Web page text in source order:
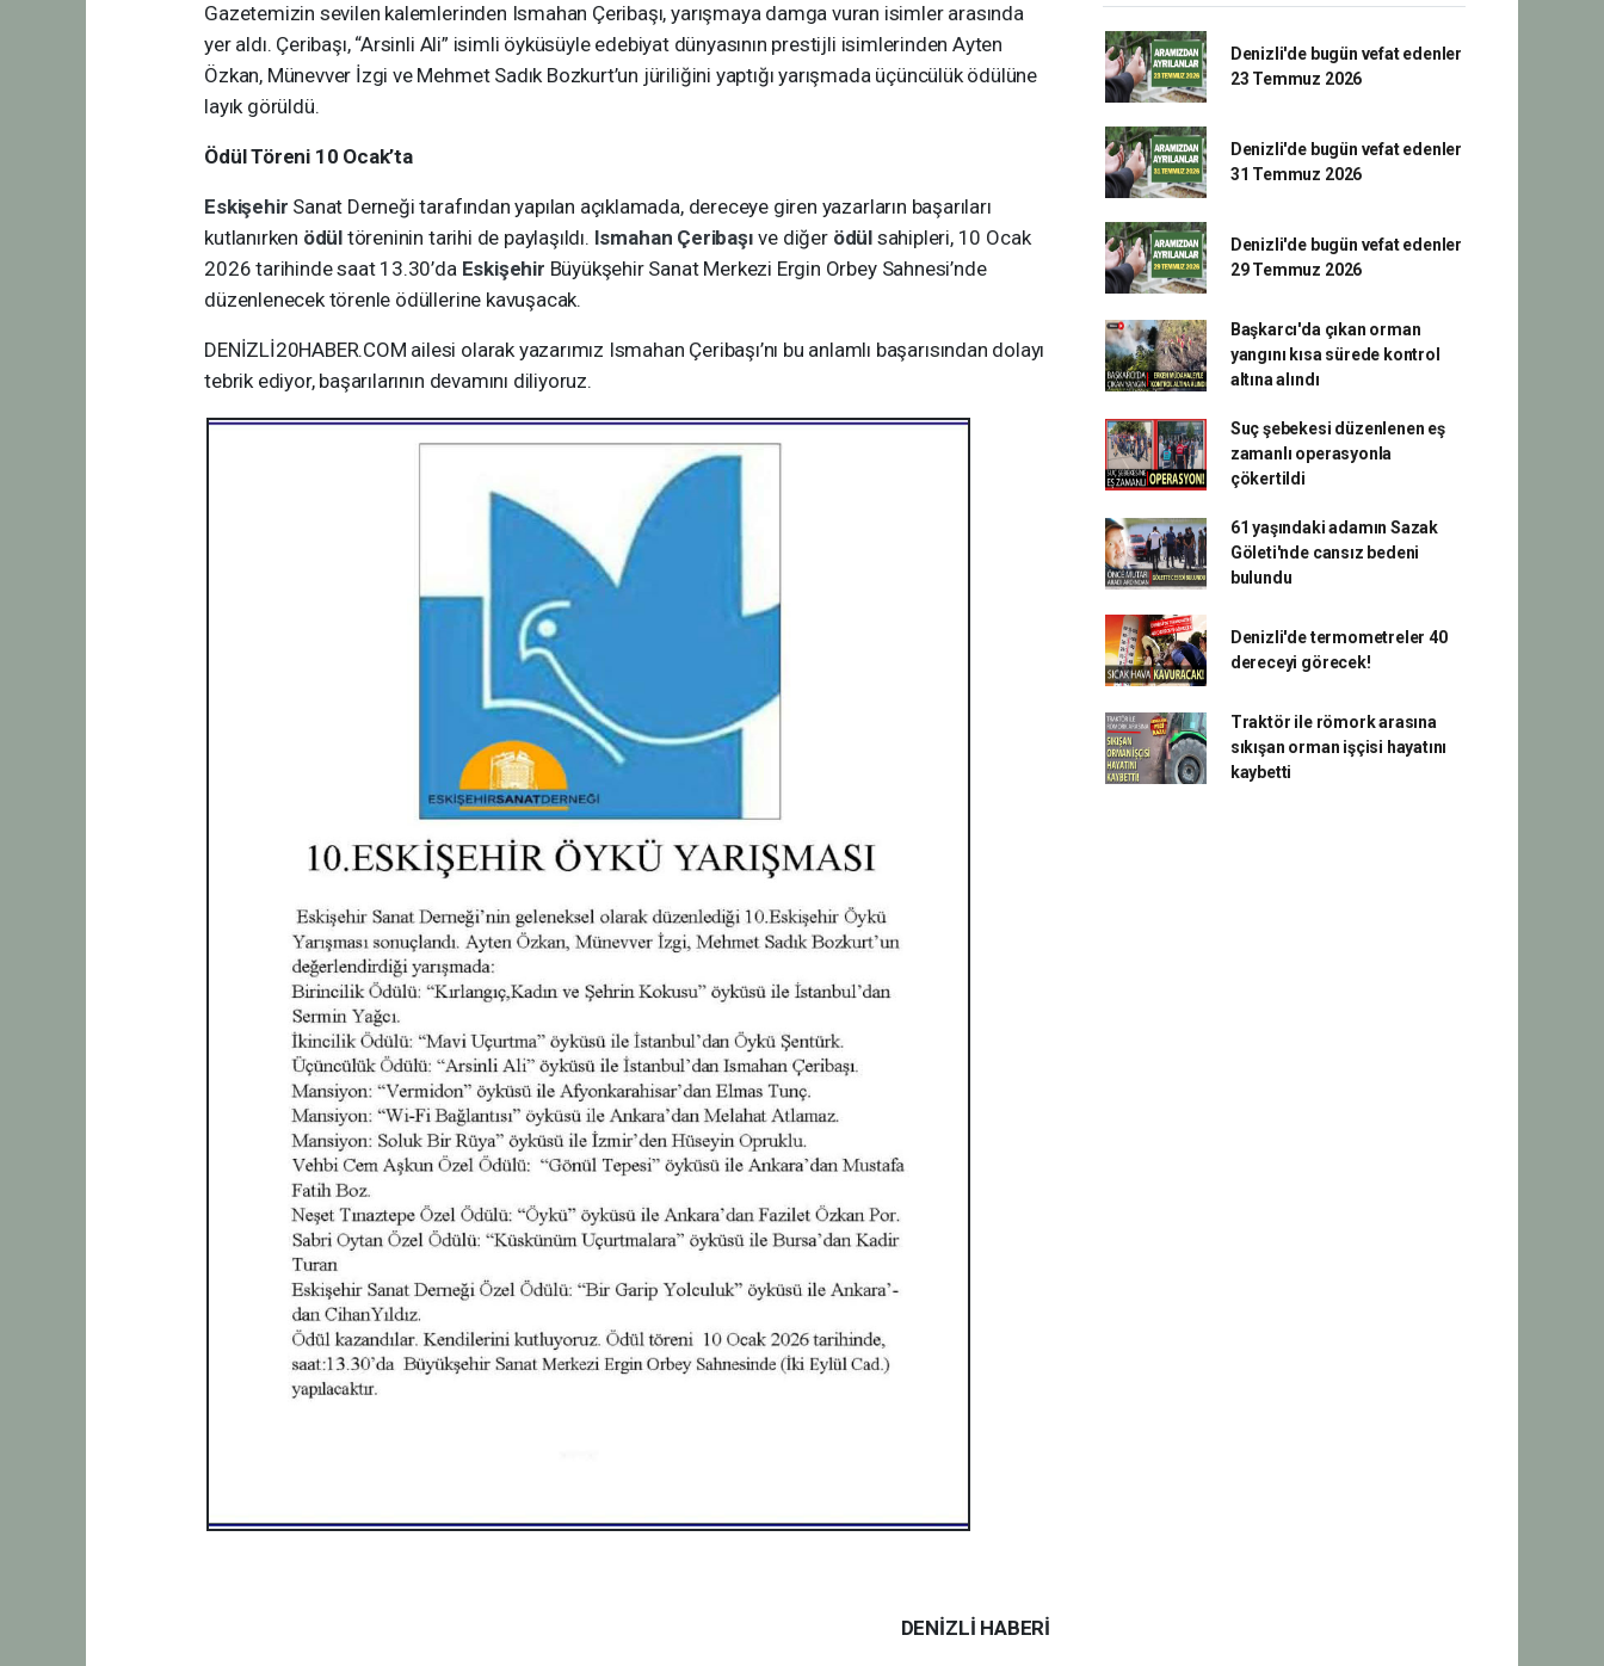
Gazetemizin sevilen kalemlerinden Ismahan Çeribaşı, yarışmaya damga vuran isimler arasında
yer aldı. Çeribaşı, “Arsinli Ali” isimli öyküsüyle edebiyat dünyasının prestijli isimlerinden Ayten
Özkan, Münevver İzgi ve Mehmet Sadık Bozkurt’un jüriliğini yaptığı yarışmada üçüncülük ödülüne
layık görüldü.
Ödül Töreni 10 Ocak’ta
Eskişehir Sanat Derneği tarafından yapılan açıklamada, dereceye giren yazarların başarıları
kutlanırken ödül töreninin tarihi de paylaşıldı. Ismahan Çeribaşıve diğer ödül sahipleri, 10 Ocak
2026 tarihinde saat 13.30’da Eskişehir Büyükşehir Sanat Merkezi Ergin Orbey Sahnesi’nde
düzenlenecek törenle ödüllerine kavuşacak.
DENİZLİ20HABER.COM ailesi olarak yazarımız Ismahan Çeribaşı’nı bu anlamlı başarısından dolayı
tebrik ediyor, başarılarının devamını diliyoruz.
DENIZLI HABERİ
Denizli'de bugün vefat edenler
23 Temmuz 2026
Denizli'de bugün vefat edenler
31 Temmuz 2026
Denizli'de bugün vefat edenler
29 Temmuz 2026
Başkarcı'da çıkan orman
yangını kısa sürede kontrol
altına alındı
Suç şebekesi düzenlenen eş
zamanlı operasyonla
çökertildi
61 yaşındaki adamın Sazak
Göleti'nde cansız bedeni
bulundu
Denizli'de termometreler 40
dereceyi görecek!
Traktör ile römork arasına
sıkışan orman işçisi hayatını
kaybetti